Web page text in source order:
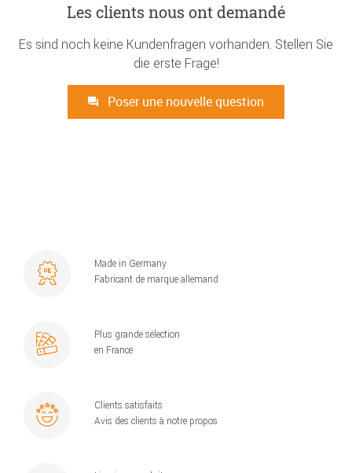
Les clients nous ont demandé
Es sind noch keine Kundenfragen vorhanden. Stellen Sie
die erste Frage!
Poser une nouvelle question
Made in Germany
Fabricant de marque allemand
Plus grande sélection
en France
Clients satisfaits
Avis des clients à notre propos